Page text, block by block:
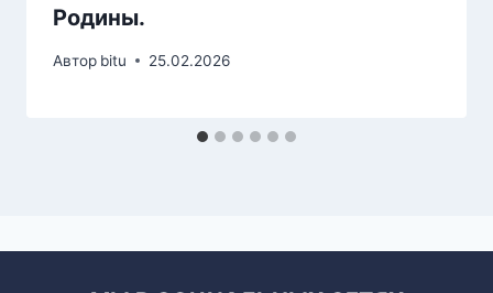
Родины.
Автор bitu 25.02.2026